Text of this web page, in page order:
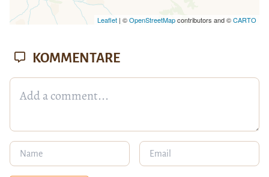
Leaflet| ©OpenStreetMapcontributors and ©CARTO
KOMMENTARE